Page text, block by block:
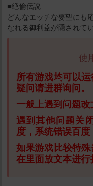
■絶倫伝説
どんなエッチな要望にも
なれる御利益が隠されて
使
所有游戏均可以
疑问请进群询问。
一般上遇到问题
遇到其他问题关
度，系统错误百度
如果游戏比较特
在里面放文本进